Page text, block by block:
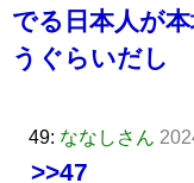
でる日本人が
うぐらいだし
49: ななしさん
>>47